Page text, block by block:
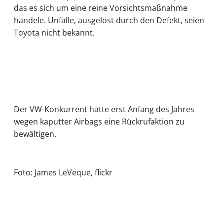
das es sich um eine reine Vorsichtsmaßnahme
handele. Unfälle, ausgelöst durch den Defekt, seien
Toyota nicht bekannt.
Der VW-Konkurrent hatte erst Anfang des Jahres
wegen kaputter Airbags eine Rückrufaktion zu
bewältigen.
Foto: James LeVeque, flickr